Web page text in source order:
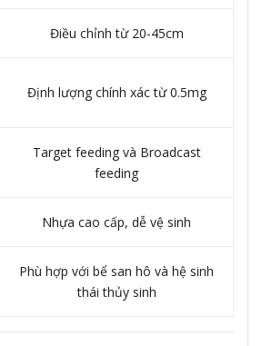
Điều chỉnh từ 20-45cm
Định lượng chính xác từ 0.5mg
Target feeding và Broadcast
feeding
Nhựa cao cấp, dễ vệ sinh
Phù hợp với bể san hô và hệ sinh
thái thủy sinh